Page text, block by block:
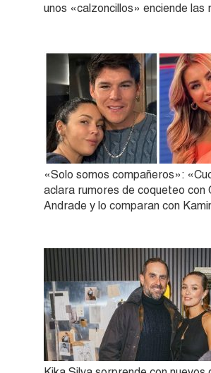
unos «calzoncillos» enciende las
«Solo somos compañeros»:
aclara rumores de coqueteo con
Andrade y lo comparan con